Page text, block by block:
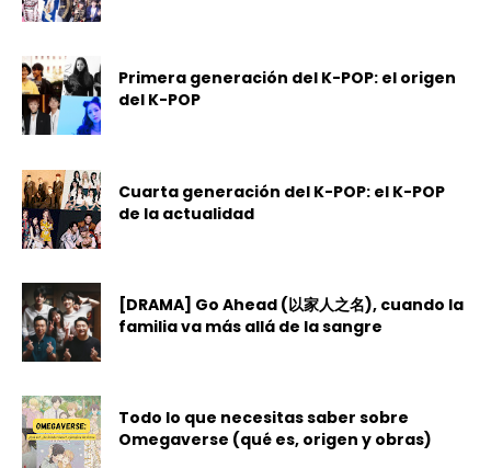
Primera generación del K-POP: el origen
del K-POP
Cuarta generación del K-POP: el K-POP
de la actualidad
[DRAMA] Go Ahead (以家人之名), cuando la
familia va más allá de la sangre
Todo lo que necesitas saber sobre
Omegaverse (qué es, origen y obras)